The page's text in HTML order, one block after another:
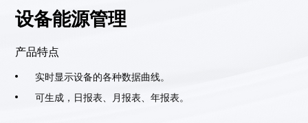
设备能源管理
产品特点
实时显示设备的各种数据曲线。
可生成，日报表、月报表、年报表。